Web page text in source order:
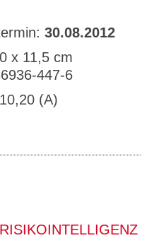
30.08.2012
x 11,5 cm
447-6
(A)